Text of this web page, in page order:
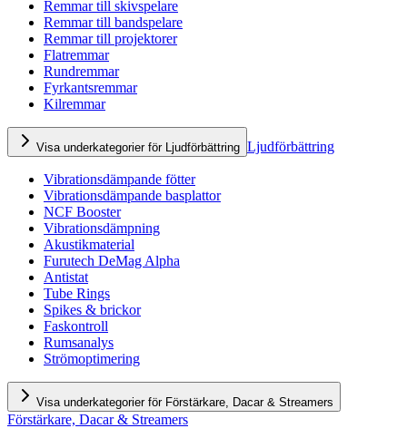
Remmar till skivspelare
Remmar till bandspelare
Remmar till projektorer
Flatremmar
Rundremmar
Fyrkantsremmar
Kilremmar
Visa underkategorier för Ljudförbättring Ljudförbättring
Vibrationsdämpande fötter
Vibrationsdämpande basplattor
NCF Booster
Vibrationsdämpning
Akustikmaterial
Furutech DeMag Alpha
Antistat
Tube Rings
Spikes & brickor
Faskontroll
Rumsanalys
Strömoptimering
Visa underkategorier för Förstärkare, Dacar & Streamers
Förstärkare, Dacar & Streamers